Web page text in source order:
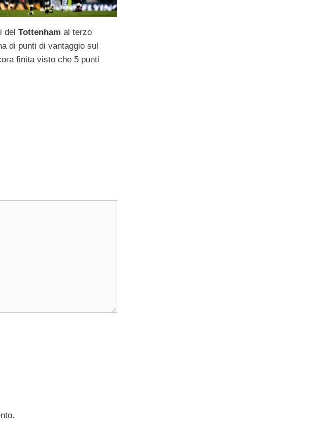
del Tottenham al terzo
di punti di vantaggio sul
finita visto che 5 punti